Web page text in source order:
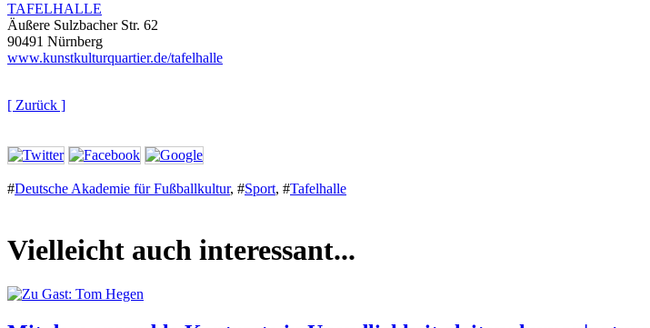
TAFELHALLE
Äußere Sulzbacher Str. 62
90491 Nürnberg
www.kunstkulturquartier.de/tafelhalle
[ Zurück ]
#Deutsche Akademie für Fußballkultur, #Sport, #Tafelhalle
Vielleicht auch interessant...